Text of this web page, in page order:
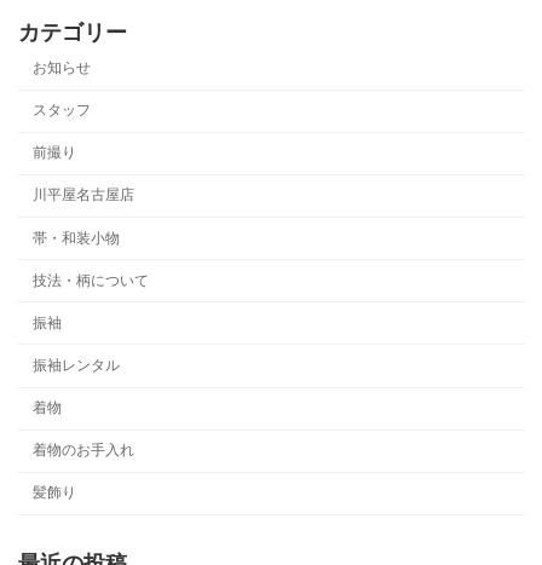
カテゴリー
お知らせ
スタッフ
前撮り
川平屋名古屋店
帯・和装小物
技法・柄について
振袖
振袖レンタル
着物
着物のお手入れ
髪飾り